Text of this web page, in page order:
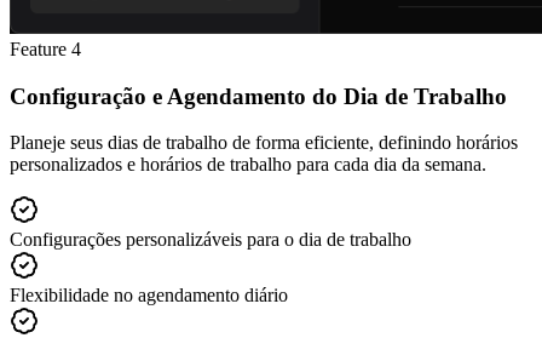
Feature 4
Configuração e Agendamento do Dia de Trabalho
Planeje seus dias de trabalho de forma eficiente, definindo horários
personalizados e horários de trabalho para cada dia da semana.
Configurações personalizáveis para o dia de trabalho
Flexibilidade no agendamento diário